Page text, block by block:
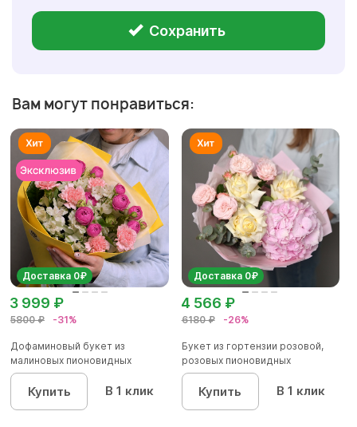
Сохранить
Вам могут понравиться:
Доставка 0₽
5800 ₽ -31%
3 999 ₽
Дофаминовый букет из
малиновых пионовидных
кустовых роз...
Купить В 1 клик
Доставка 0₽
6180 ₽ -26%
4 566 ₽
Букет из гортензии розовой,
розовых пионовидных
кустовы...
Купить В 1 клик